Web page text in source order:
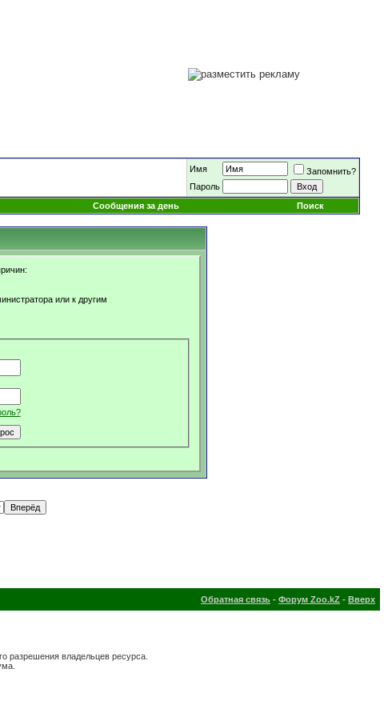
Имя
Запомнить?
Пароль
Сообщения за день Поиск
или к другим
Обратная связь - Форум Zoo.kZ - Вверх
разрешения владельцев ресурса.